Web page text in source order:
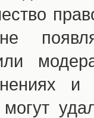
могут